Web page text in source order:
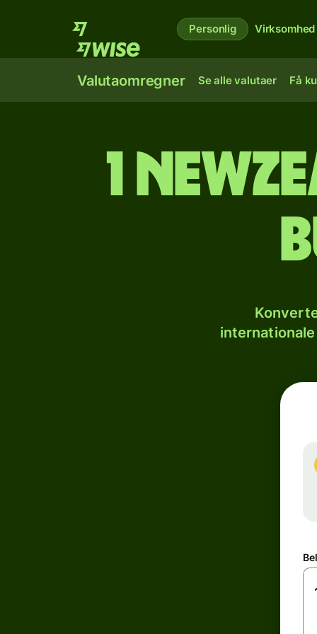
Personlig Virksomhed
Valutaomregner Se alle valutaer Få
1